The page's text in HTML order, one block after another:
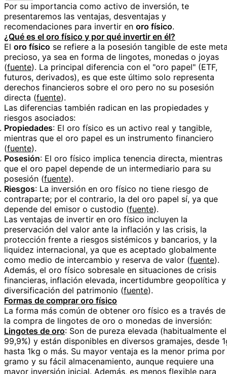
Por su importancia como activo de inversión, te
presentaremos las ventajas, desventajas y
recomendaciones para invertir en oro físico.
¿Qué es el oro físico y por qué invertir en él?
El oro físico se refiere a la posesión tangible de este
precioso, ya sea en forma de lingotes, monedas o joyas
(fuente). La principal diferencia con el "oro papel" (ETF,
futuros, derivados), es que este último solo representa
derechos financieros sobre el oro pero no su posesión
directa (fuente).
Las diferencias también radican en las propiedades y
riesgos asociados:
Propiedades: El oro físico es un activo real y tangible,
mientras que el oro papel es un instrumento financiero
(fuente).
Posesión: El oro físico implica tenencia directa, mientras
que el oro papel depende de un intermediario para su
posesión (fuente).
Riesgos: La inversión en oro físico no tiene riesgo de
contraparte; por el contrario, la del oro papel sí, ya que
depende del emisor o custodio (fuente).
Las ventajas de invertir en oro físico incluyen la
preservación del valor ante la inflación y las crisis, la
protección frente a riesgos sistémicos y bancarios, y la
liquidez internacional, ya que es aceptado globalmente
como medio de intercambio y reserva de valor (fuente).
Además, el oro físico sobresale en situaciones de crisis
financieras, inflación elevada, incertidumbre geopolítica y
diversificación del patrimonio (fuente).
Formas de comprar oro físico
La forma más común de obtener oro físico es a través de
la compra de lingotes de oro o monedas de inversión:
Lingotes de oro: Son de pureza elevada (habitualmente el
99,9%) y están disponibles en diversos gramajes, desde
hasta 1kg o más. Su mayor ventaja es la menor prima por
gramo y su fácil almacenamiento, aunque requiere una
mayor inversión inicial. Además, es menos flexible para